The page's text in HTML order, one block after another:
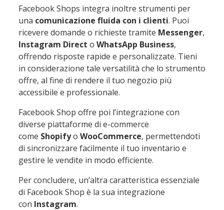
Facebook Shops integra inoltre strumenti per
una comunicazione fluida con i clienti. Puoi
ricevere domande o richieste tramite Messenger,
Instagram Direct o WhatsApp Business,
offrendo risposte rapide e personalizzate. Tieni
in considerazione tale versatilità che lo strumento
offre, al fine di rendere il tuo negozio più
accessibile e professionale.
Facebook Shop offre poi l’integrazione con
diverse piattaforme di e-commerce
come Shopifyo WooCommerce, permettendoti
di sincronizzare facilmente il tuo inventario e
gestire le vendite in modo efficiente.
Per concludere, un’altra caratteristica essenziale
di Facebook Shop è la sua integrazione
con Instagram.